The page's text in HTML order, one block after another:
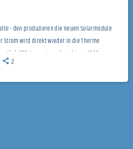
- den produzieren die neuen Solarmodule
Strom wird direkt wieder in die Therme
CO2 gespart werden - bis zu 4000
von Wien Energie verrät im Gespräch mit
2